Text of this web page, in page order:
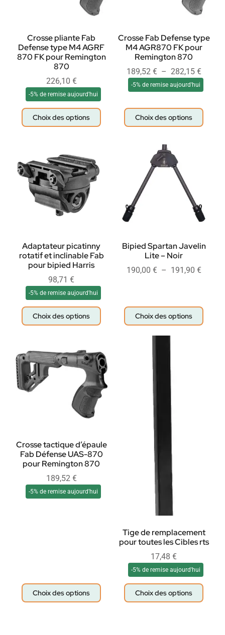
Crosse pliante Fab
Defense type M4 AGRF
870 FK pour Remington
870
226,10 €
-5% de remise aujourd'hui
Choix des options
Crosse Fab Defense type
M4 AGR870 FK pour
Remington 870
189,52 € – 282,15 €
-5% de remise aujourd'hui
Choix des options
Adaptateur picatinny
rotatif et inclinable Fab
pour bipied Harris
98,71 €
-5% de remise aujourd'hui
Choix des options
Bipied Spartan Javelin
Lite – Noir
190,00 € – 191,90 €
Choix des options
Crosse tactique d’épaule
Fab Défense UAS-870
pour Remington 870
189,52 €
-5% de remise aujourd'hui
Choix des options
Tige de remplacement
pour toutes les Cibles rts
17,48 €
-5% de remise aujourd'hui
Choix des options